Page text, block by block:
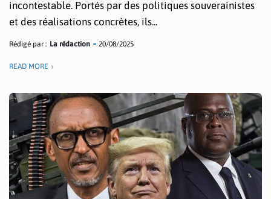
incontestable. Portés par des politiques souverainistes
et des réalisations concrètes, ils...
Rédigé par : La rédaction 20/08/2025
READ MORE